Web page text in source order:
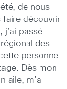
de nous
faire découvrir
j’ai passé
des
personne
Dès mon
aile, m’a